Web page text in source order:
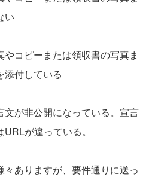
い
やコピーまたは領収書の写真ま
添付している
文が非公開になっている。宣言
が違っている。
ありますが、要件通りに送っ